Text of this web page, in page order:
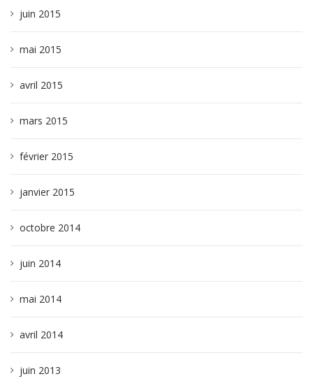
juin 2015
mai 2015
avril 2015
mars 2015
février 2015
janvier 2015
octobre 2014
juin 2014
mai 2014
avril 2014
juin 2013